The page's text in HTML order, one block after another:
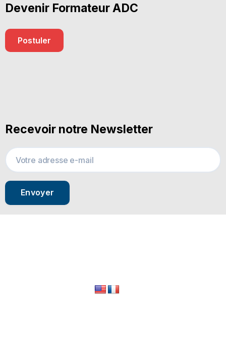
Devenir Formateur ADC
Postuler
Recevoir notre Newsletter
Envoyer